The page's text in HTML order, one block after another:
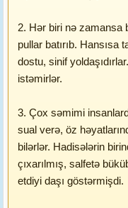
2. Hər biri nə zamansa
pullar batırıb. Hansısa
dostu, sinif
istəmirlər.
3. Çox səmimi
sual verə, öz
bilərlər. Hadisələrin
çıxarılmış, salfetə
etdiyi daşı göstərmişdi.